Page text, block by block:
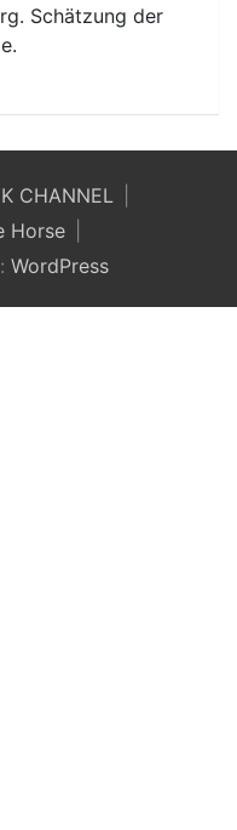
Schätzung der
CHANNEL
Horse
WordPress